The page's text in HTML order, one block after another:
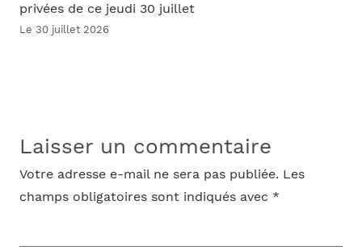
privées de ce jeudi 30 juillet
Le 30 juillet 2026
Laisser un commentaire
Votre adresse e-mail ne sera pas publiée. Les
champs obligatoires sont indiqués avec *